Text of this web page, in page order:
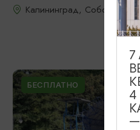
Калининград, Собор на
БЕСПЛАТНО